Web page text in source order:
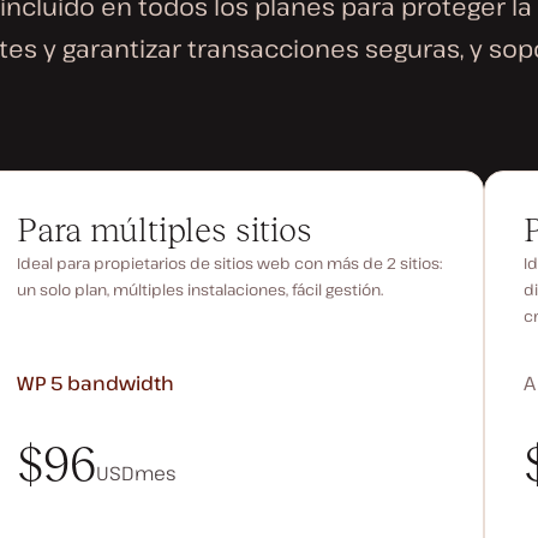
en todos los planes para proteger
y garantizar transacciones seguras, y
Para múltiples sitios
Ideal para propietarios de sitios web con más de 2 sitios:
un solo plan, múltiples instalaciones, fácil gestión.
WP 5 bandwidth
$96USDmes